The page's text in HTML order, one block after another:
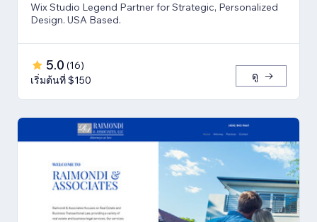
Wix Studio Legend Partner for Strategic, Personalized
Design. USA Based.
5.0 (16)
เริ่มต้นที่ $150
ดู